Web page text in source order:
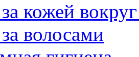
кожей вокруг
волосами